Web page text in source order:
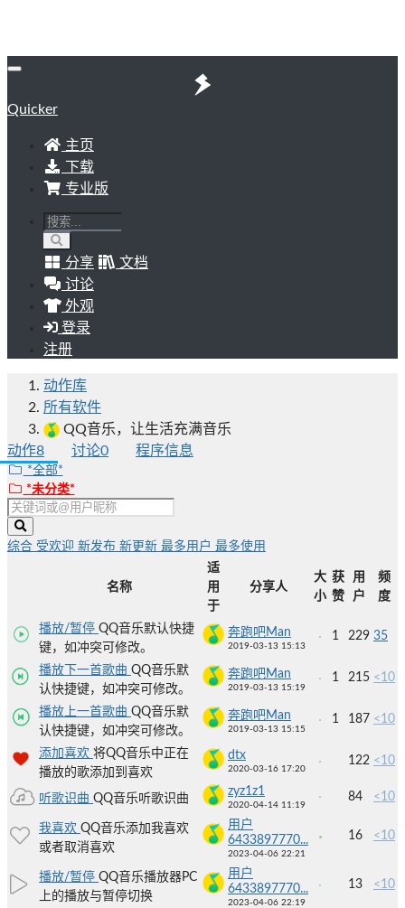
Quicker
主页
下载
专业版
分享
文档
讨论
外观
登录
注册
动作库
所有软件
QQ音乐，让生活充满音乐
动作8 讨论0 程序信息
*全部*
*未分类*
综合 受欢迎 新发布 新更新 最多用户 最多使用
名称
适
用
于
分享人
大
小
获
赞
用
户
频
度
播放/暂停 QQ音乐默认快捷
键，如冲突可修改。
奔跑吧Man
2019-03-13 15:13
1 229 35
播放下一首歌曲 QQ音乐默
认快捷键，如冲突可修改。
奔跑吧Man
2019-03-13 15:19
1 215 <10
播放上一首歌曲 QQ音乐默
认快捷键，如冲突可修改。
奔跑吧Man
2019-03-13 15:15
1 187 <10
添加喜欢 将QQ音乐中正在
播放的歌添加到喜欢
dtx
2020-03-16 17:20
122 <10
听歌识曲 QQ音乐听歌识曲
zyz1z1
2020-04-14 11:19
84 <10
我喜欢 QQ音乐添加我喜欢
或者取消喜欢
用户
6433897770...
2023-04-06 22:21
16 <10
播放/暂停 QQ音乐播放器PC
上的播放与暂停切换
用户
6433897770...
2023-04-06 22:19
13 <10